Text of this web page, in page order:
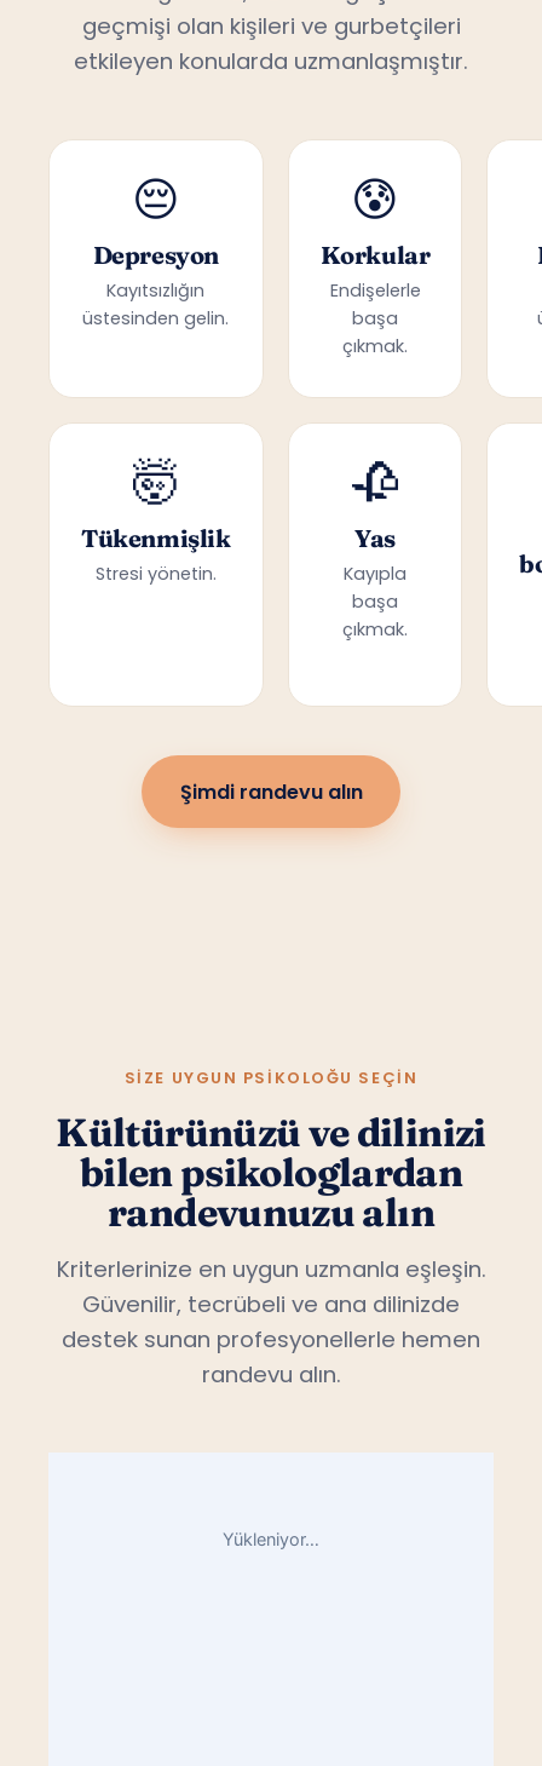
geçmişi olan kişileri ve gurbetçileri
etkileyen konularda uzmanlaşmıştır.
😔
Depresyon
Kayıtsızlığın
üstesinden gelin.
😰
Korkular
Endişelerle
başa
çıkmak.
🤯
Tükenmişlik
Stresi yönetin.
🥀
Yas
Kayıpla
başa
çıkmak.
Şimdi randevu alın
SIZE UYGUN PSIKOLOĞU SEÇIN
Kültürünüzü ve dilinizi
bilen psikologlardan
randevunuzu alın
Kriterlerinize en uygun uzmanla eşleşin.
Güvenilir, tecrübeli ve ana dilinizde
destek sunan profesyonellerle hemen
randevu alın.